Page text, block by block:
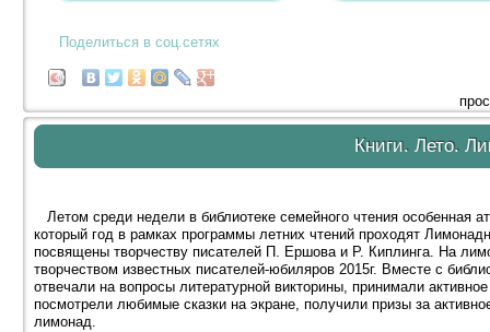
Поделиться в соц.сетях
Книги. Лето.
Летом среди недели в библиотеке семейного чтения особенная
который год в рамках программы летних чтений проходят
посвящены творчеству писателей П. Ершова и Р. Киплинга. На
творчеством известных писателей-юбиляров 2015г. Вместе с
отвечали на вопросы литературной викторины, принимали
посмотрели любимые сказки на экране, получили призы за
лимонад.